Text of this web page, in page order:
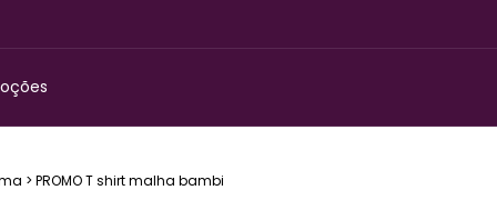
> PROMO T shirt malha bambi